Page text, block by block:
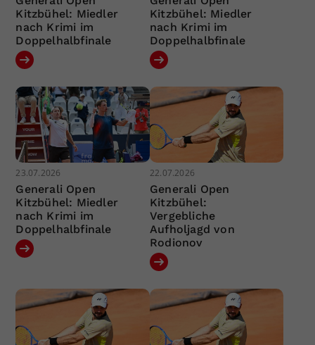
Kitzbühel: Miedler
nach Krimi im
Doppelhalbfinale
Kitzbühel: Miedler
nach Krimi im
Doppelhalbfinale
23.07.2026
Generali Open
Kitzbühel: Miedler
nach Krimi im
Doppelhalbfinale
22.07.2026
Generali Open
Kitzbühel:
Vergebliche
Aufholjagd von
Rodionov